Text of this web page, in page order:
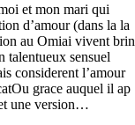
et mon mari qui
d’amour (dans la la
au Omiai vivent brin
talentueux sensuel
considerent l’amour
grace auquel il ap
une version…